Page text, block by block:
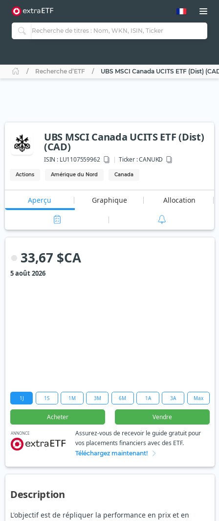
Recherche d’ETF UBS MSCI Canada UCITS ETF (Dist)
UBS MSCI Canada UCITS ETF (Dist)
(CAD)
ISIN :LU1107559962 Ticker :CANUKD
Actions Amérique du Nord Canada
Aperçu Graphique Allocation
33,67 $CA
5 août 2026
1J 1S 1M 3M 6M 1A 3A Max
Acheter Vendre
ANNONCE
Assurez-vous de recevoir le guide gratuit pour
vos placements financiers avec des ETF.
Téléchargez maintenant!
Description
L'objectif est de répliquer la performance en prix et en